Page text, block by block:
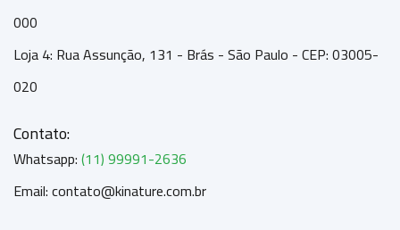
000
Loja 4: Rua Assunção, 131 - Brás - São Paulo - CEP: 03005-
020
Contato:
Whatsapp:(11) 99991-2636
Email: contato@kinature.com.br